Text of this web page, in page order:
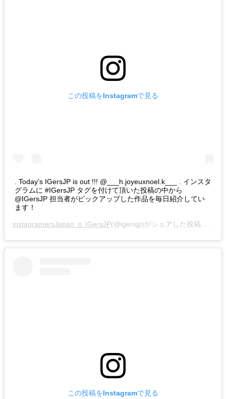
この投稿をInstagramで見る
. Today's IGersJP is out !!! @___h.joyeuxnoel.k___ . インスタ
グラムに #IGersJP タグを付けて頂いた投稿の中から
@IGersJP 担当者がピックアップした作品を毎日紹介してい
ます！
instagramersJapan ☺︎ IGersJP(@igersjp)がシェアした投稿 –
この投稿をInstagramで見る